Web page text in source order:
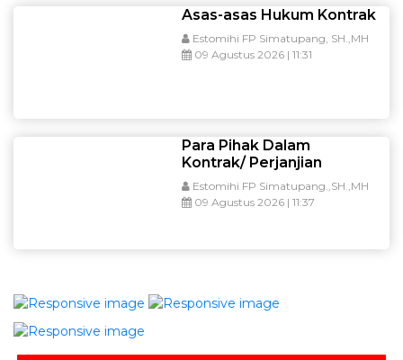
Asas-asas Hukum Kontrak
Estomihi FP Simatupang, SH.,MH
09 Agustus 2026 | 11:31
Para Pihak Dalam
Kontrak/ Perjanjian
Estomihi FP Simatupang.,SH.,MH
09 Agustus 2026 | 11:37